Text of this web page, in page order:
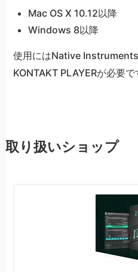
Mac OS X 10.12以降
Windows 8以降
使用にはNative
KONTAKT PLAYERが必要で
取り扱いショップ